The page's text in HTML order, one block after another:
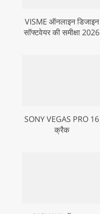
VISME ऑनलाइन डिजाइन
सॉफ्टवेयर की समीक्षा 2026
SONY VEGAS PRO 16
क्रैक